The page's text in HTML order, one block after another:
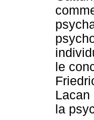
le
Lacan
la